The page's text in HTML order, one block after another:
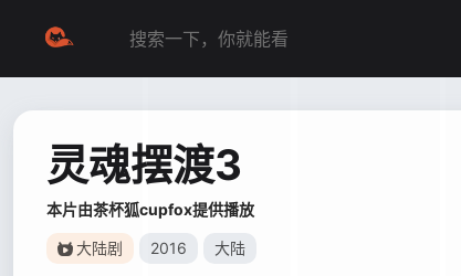
灵魂摆渡3
本片由茶杯狐cupfox提供播放
大陆剧 2016 大陆